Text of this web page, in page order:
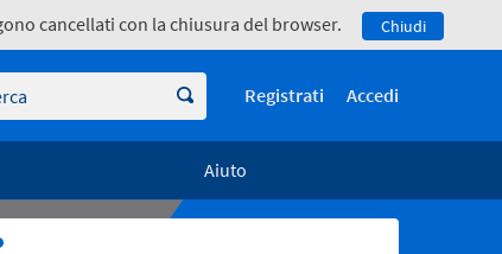
cancellati con la chiusura del browser. Chiudi
Registrati Accedi
Aiuto